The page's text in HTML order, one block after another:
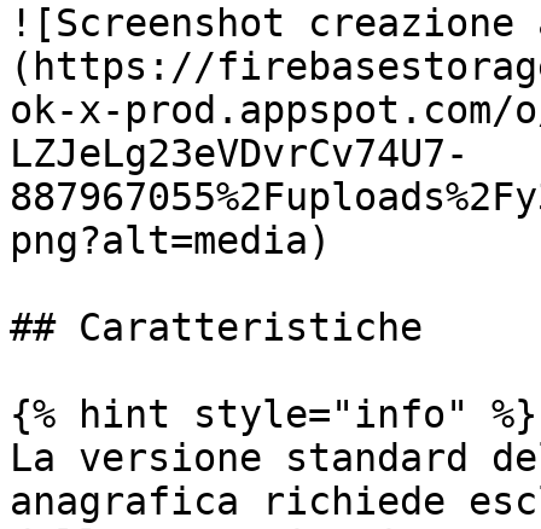
![Screenshot
(https://
ok-x-prod.appspot.com/
LZJeLg23eVDvrCv74U7-
png?alt=media)
## Caratteristiche
{% hint style="info" %}
La versione standard
anagrafica richiede